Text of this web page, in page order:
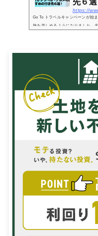
Go To トラベルキャンペーンが始
旅を楽しめるようになりました。